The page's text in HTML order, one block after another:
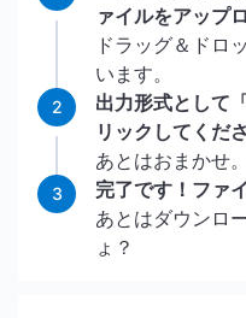
ァイルをアップ
ドラッグ＆ドロ
います。
2
出力形式として
リックしてくださ
あとはおまかせ
3
完了です！ファ
あとはダウンロ
ょ？